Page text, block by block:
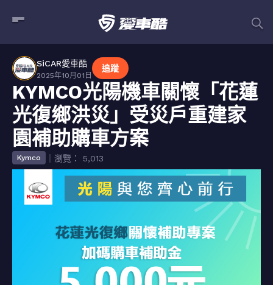
SiCAR愛車酷
2025年10月01日
追蹤
KYMCO光陽機車關懷「花蓮
光復鄉洪災」受災戶重建家
園補助購車方案
Kymco ｜瀏覽： 5,013